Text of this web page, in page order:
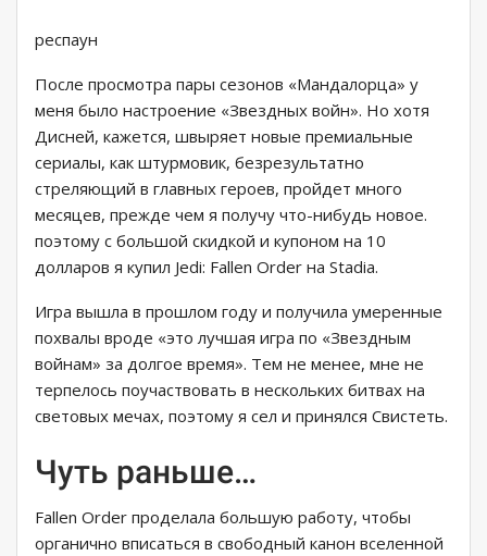
респаун
После просмотра пары сезонов «Мандалорца» у
меня было настроение «Звездных войн». Но хотя
Дисней, кажется, швыряет новые премиальные
сериалы, как штурмовик, безрезультатно
стреляющий в главных героев, пройдет много
месяцев, прежде чем я получу что-нибудь новое.
поэтому с большой скидкой и купоном на 10
долларов я купил Jedi: Fallen Order на Stadia.
Игра вышла в прошлом году и получила умеренные
похвалы вроде «это лучшая игра по «Звездным
войнам» за долгое время». Тем не менее, мне не
терпелось поучаствовать в нескольких битвах на
световых мечах, поэтому я сел и принялся Свистеть.
Чуть раньше…
Fallen Order проделала большую работу, чтобы
органично вписаться в свободный канон вселенной